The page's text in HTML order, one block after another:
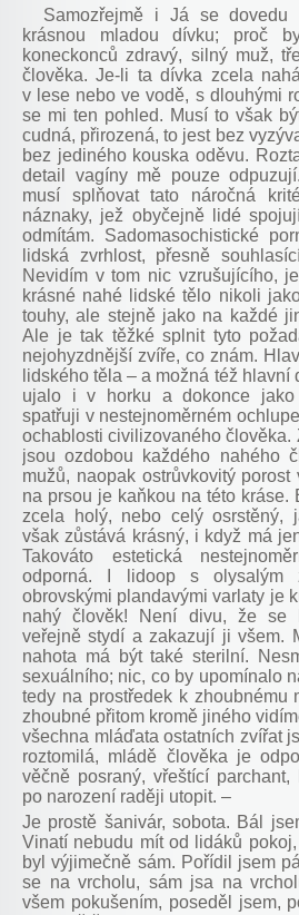
Samozřejmě i Já se dovedu
krásnou mladou dívku; proč
koneckonců zdravý, silný muž,
člověka. Je-li ta dívka zcela
v lese nebo ve vodě, s dlouhými
se mi ten pohled. Musí to však
cudná, přirozená, to jest bez
bez jediného kouska oděvu.
detail vagíny mě pouze
musí splňovat tato náročná
náznaky, jež obyčejně lidé
odmítám. Sadomasochistické
lidská zvrhlost, přesně
Nevidím v tom nic vzrušujícího,
krásné nahé lidské tělo nikoli
touhy, ale stejně jako na každé
Ale je tak těžké splnit tyto
nejohyzdnější zvíře, co znám.
lidského těla – a možná též hlavní
ujalo i v horku a dokonce jako
spatřuji v nestejnoměrném
ochablosti civilizovaného člověka.
jsou ozdobou každého nahého
mužů, naopak ostrůvkovitý
na prsou je kaňkou na této kráse.
zcela holý, nebo celý osrstěný,
však zůstává krásný, i když má
Takováto estetická
odporná. I lidoop s olysalým
obrovskými plandavými varlaty je
nahý člověk! Není divu, že se
veřejně stydí a zakazují ji všem.
nahota má být také sterilní.
sexuálního; nic, co by upomínalo
tedy na prostředek k zhoubnému
zhoubné přitom kromě jiného
všechna mláďata ostatních zvířat
roztomilá, mládě člověka je
věčně posraný, vřeštící
po narození raději utopit. –
Je prostě šanivár, sobota. Bál
Vinatí nebudu mít od lidáků
byl výjimečně sám. Pořídil jsem
se na vrcholu, sám jsa na
všem pokušením, poseděl jsem,